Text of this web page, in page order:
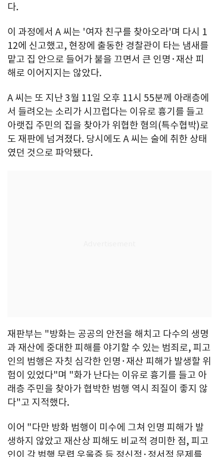
다.
이 과정에서 A 씨는 '여자 친구를 찾아오라'며 다시 1
12에 신고했고, 현장에 출동한 경찰관이 타는 냄새를
맡고 집 안으로 들어가 불을 끄면서 큰 인명·재산 피
해로 이어지지는 않았다.
A 씨는 또 지난 3월 11일 오후 11시 55분께 아래층에
서 들려오는 소리가 시끄럽다는 이유로 흉기를 들고
아랫집 주민의 집을 찾아가 위협한 혐의(특수협박)로
도 재판에 넘겨졌다. 당시에도 A 씨는 술에 취한 상태
였던 것으로 파악됐다.
재판부는 "방화는 공공의 안전을 해치고 다수의 생명
과 재산에 중대한 피해를 야기할 수 있는 범죄로, 피고
인의 범행은 자칫 심각한 인명·재산 피해가 발생할 위
험이 있었다"며 "화가 난다는 이유로 흉기를 들고 아
래층 주민을 찾아가 협박한 범행 역시 죄질이 좋지 않
다"고 지적했다.
이어 "다만 방화 범행이 미수에 그쳐 인명 피해가 발
생하지 않았고 재산상 피해도 비교적 경미한 점, 피고
인이 각 범행 무렵 우울증 등 정신적·정서적 문제를